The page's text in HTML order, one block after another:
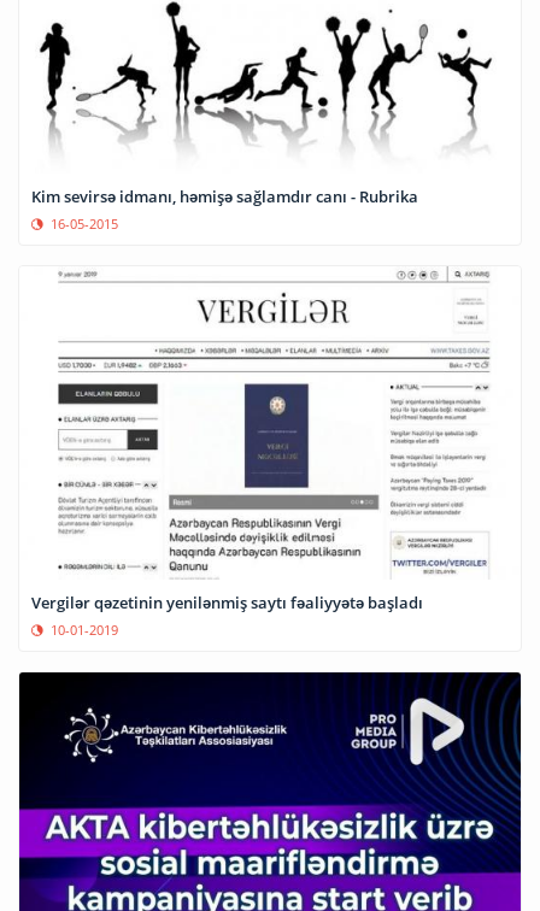
Kim sevirsə idmanı, həmişə sağlamdır canı - Rubrika
16-05-2015
Vergilər qəzetinin yenilənmiş saytı fəaliyyətə başladı
10-01-2019